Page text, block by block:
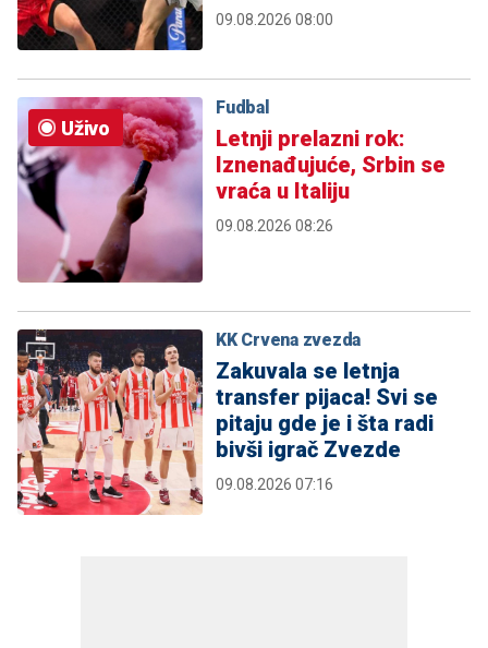
09.08.2026 08:00
Uživo
Fudbal
Letnji prelazni rok:
Iznenađujuće, Srbin se
vraća u Italiju
09.08.2026 08:26
KK Crvena zvezda
Zakuvala se letnja
transfer pijaca! Svi se
pitaju gde je i šta radi
bivši igrač Zvezde
09.08.2026 07:16